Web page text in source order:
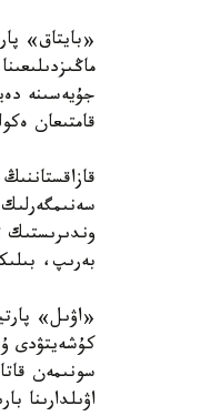
«بايتاق»
قامتىعان
وندىرىستىك
بەرىپ،
«اۋىل»
كۇشەيتۋدى
سونىمەن
اۋىلدارىنا